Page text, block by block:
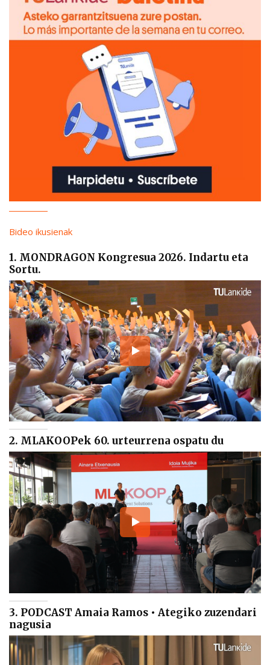
Bideo ikusienak
1. MONDRAGON Kongresua 2026. Indartu eta
Sortu.
2. MLAKOOPek 60. urteurrena ospatu du
3. PODCAST Amaia Ramos • Ategiko zuzendari
nagusia